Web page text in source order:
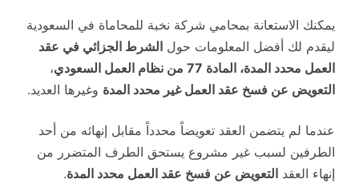
يمكنك الاستعانة بمحامي شركة نخبة للمحاماة في السعودية
ليقدم لك أفضل المعلومات حول الشرط الجزائي في عقد
العمل محدد المدة، المادة 77 من نظام العمل السعودي
،
التعويض عن فسخ عقد العمل غير محدد المدة وغيرها العديد.
عندما لم يتضمن العقد تعويضاً محدداً مقابل إنهائه من أحد
الطرفين لسبب غير مشروع يستحق الطرف المتضرر من
إنهاء العقد التعويض عن فسخ عقد العمل محدد المدة.